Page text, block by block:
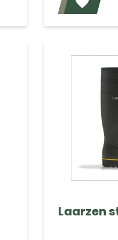
Laarzen